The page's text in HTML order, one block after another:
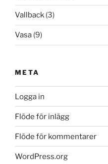
Vallback (3)
Vasa (9)
META
Logga in
Flöde för inlägg
Flöde för kommentarer
WordPress.org